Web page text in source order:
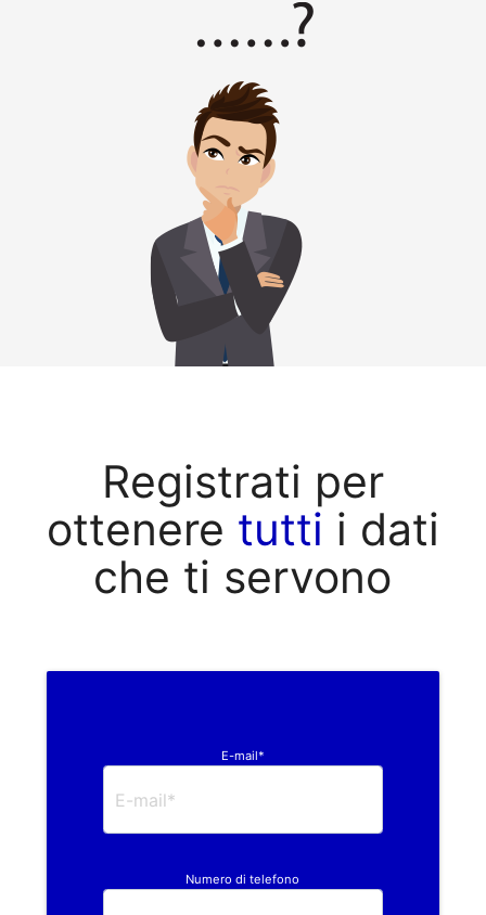
Registrati per
ottenere tutti i dati
che ti servono
E-mail*
Numero di telefono